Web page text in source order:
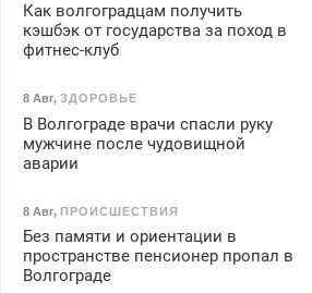
Как волгоградцам получить
кэшбэк от государства за поход в
фитнес-клуб
8 Авг, ЗДОРОВЬЕ
В Волгограде врачи спасли руку
мужчине после чудовищной
аварии
8 Авг, ПРОИСШЕСТВИЯ
Без памяти и ориентации в
пространстве пенсионер пропал в
Волгограде